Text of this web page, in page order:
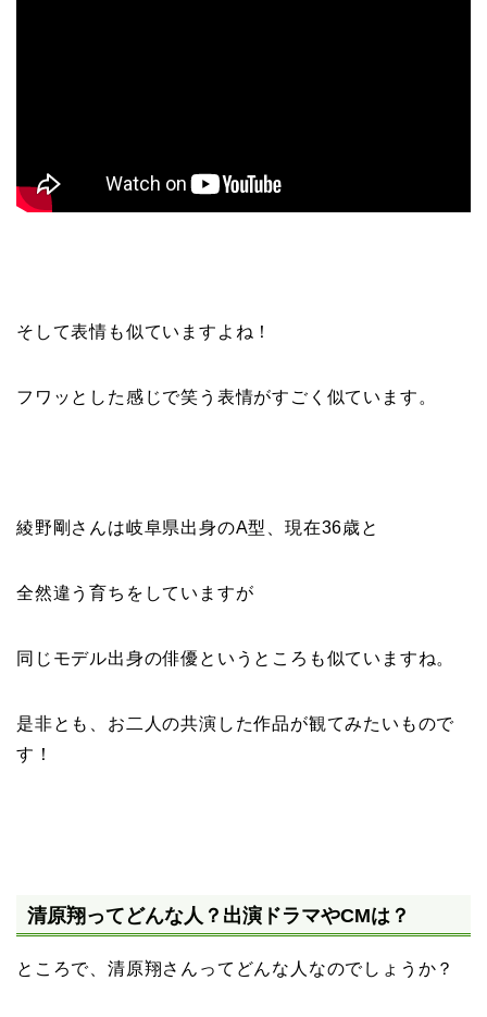
そして表情も似ていますよね！
フワッとした感じで笑う表情がすごく似ています。
綾野剛さんは岐阜県出身のA型、現在36歳と
全然違う育ちをしていますが
同じモデル出身の俳優というところも似ていますね。
是非とも、お二人の共演した作品が観てみたいもので
す！
清原翔ってどんな人？出演ドラマやCMは？
ところで、清原翔さんってどんな人なのでしょうか？